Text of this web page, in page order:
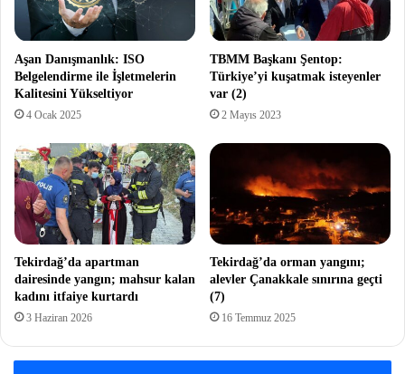
Aşan Danışmanlık: ISO
Belgelendirme ile İşletmelerin
Kalitesini Yükseltiyor
4 Ocak 2025
TBMM Başkanı Şentop:
Türkiye’yi kuşatmak isteyenler
var (2)
2 Mayıs 2023
Tekirdağ’da apartman
dairesinde yangın; mahsur kalan
kadını itfaiye kurtardı
3 Haziran 2026
Tekirdağ’da orman yangını;
alevler Çanakkale sınırına geçti
(7)
16 Temmuz 2025